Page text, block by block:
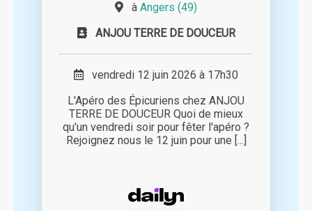
à Angers (49)
ANJOU TERRE DE DOUCEUR
vendredi 12 juin 2026 à 17h30
L'Apéro des Épicuriens chez ANJOU
TERRE DE DOUCEUR Quoi de mieux
qu'un vendredi soir pour fêter l'apéro ?
Rejoignez nous le 12 juin pour une [...]